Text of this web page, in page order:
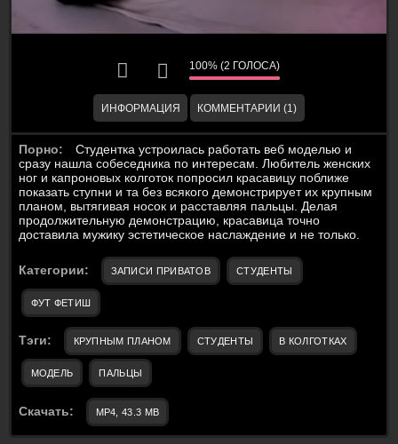
100% (2 ГОЛОСА)
ИНФОРМАЦИЯ КОММЕНТАРИИ (1)
Порно:
Студентка устроилась работать веб моделью и
сразу нашла собеседника по интересам. Любитель женских
ног и капроновых колготок попросил красавицу поближе
показать ступни и та без всякого демонстрирует их крупным
планом, вытягивая носок и расставляя пальцы. Делая
продолжительную демонстрацию, красавица точно
доставила мужику эстетическое наслаждение и не только.
Категории: ЗАПИСИ ПРИВАТОВ СТУДЕНТЫ
ФУТ ФЕТИШ
Тэги: КРУПНЫМ ПЛАНОМ СТУДЕНТЫ В КОЛГОТКАХ
МОДЕЛЬ ПАЛЬЦЫ
Скачать: MP4, 43.3 MB